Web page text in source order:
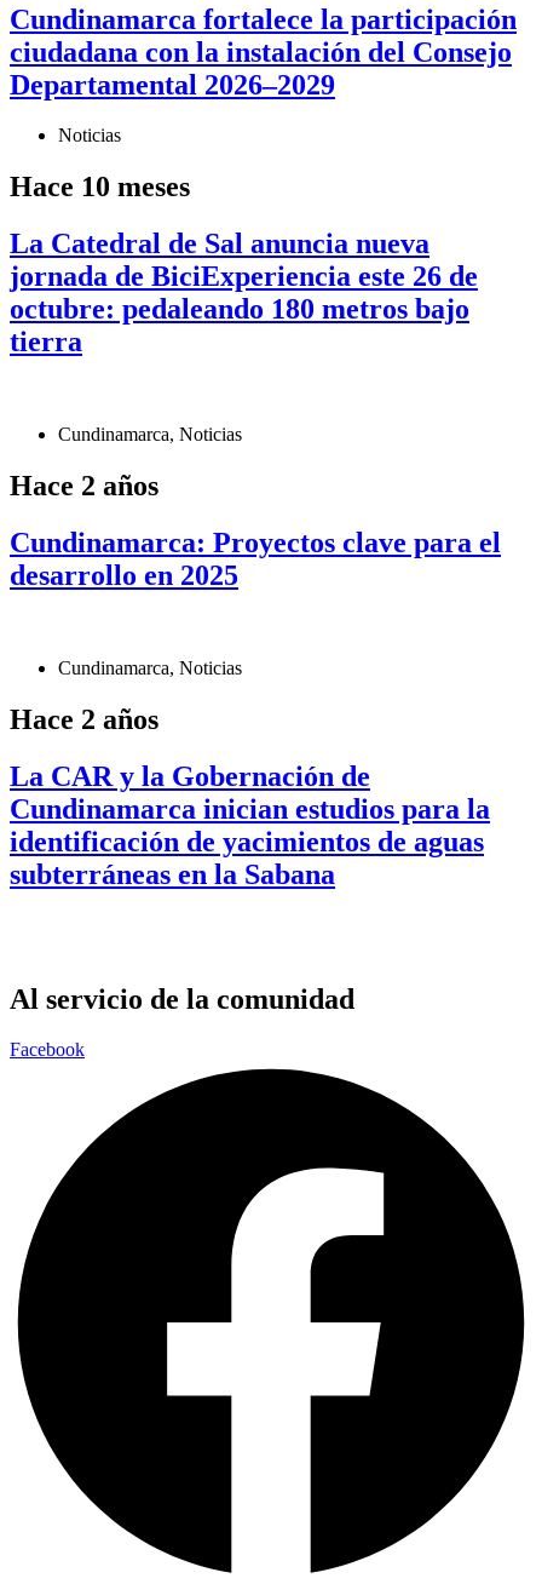
Cundinamarca fortalece la participación
ciudadana con la instalación del Consejo
Departamental 2026–2029
Noticias
Hace 10 meses
La Catedral de Sal anuncia nueva
jornada de BiciExperiencia este 26 de
octubre: pedaleando 180 metros bajo
tierra
Cundinamarca, Noticias
Hace 2 años
Cundinamarca: Proyectos clave para el
desarrollo en 2025
Cundinamarca, Noticias
Hace 2 años
La CAR y la Gobernación de
Cundinamarca inician estudios para la
identificación de yacimientos de aguas
subterráneas en la Sabana
Al servicio de la comunidad
Facebook